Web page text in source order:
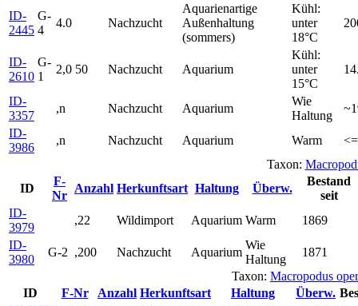
ID-
2445
G-
4
4.0 Nachzucht
Aquarienartige
Außenhaltung
(sommers)
Kühl:
unter
18°C
ID-
2610
G-
1
2,0 50 Nachzucht Aquarium
Kühl:
unter
15°C
ID-
3357
,n Nachzucht Aquarium
Wie
Haltung
ID-
3986
,n Nachzucht Aquarium Warm
Taxon:
ID
F-
Nr
Anzahl Herkunftsart Haltung Überw.
Bestand
seit
ID-
3979
,22 Wildimport Aquarium Warm
1869
ID-
3980
G-2 ,200 Nachzucht Aquarium
Wie
Haltung
1871
Taxon: Macropodus
ID
F-Nr Anzahl Herkunftsart Haltung Überw.